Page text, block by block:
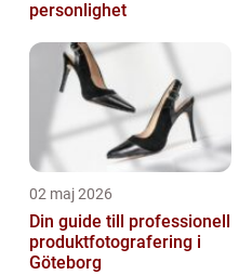
personlighet
02 maj 2026
Din guide till professionell
produktfotografering i
Göteborg